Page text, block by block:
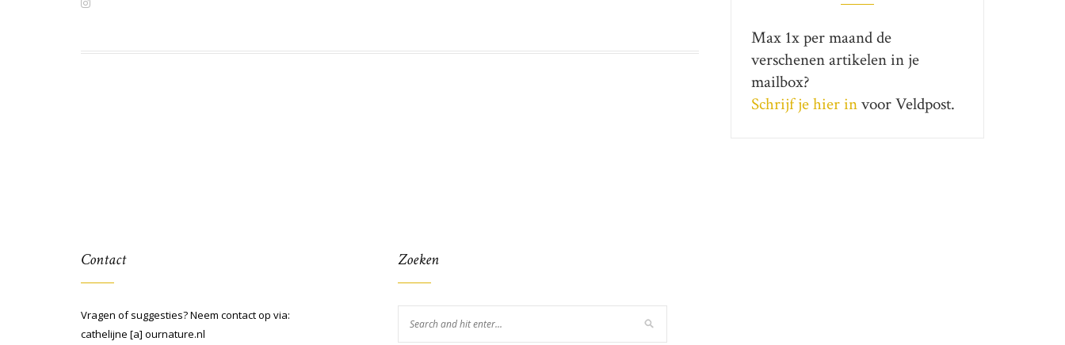
Max 1x per maand de
verschenen artikelen in je
mailbox?
Schrijf je hier invoor Veldpost.
Contact
Vragen of suggesties? Neem contact op via:
cathelijne [a] ournature.nl
Zoeken